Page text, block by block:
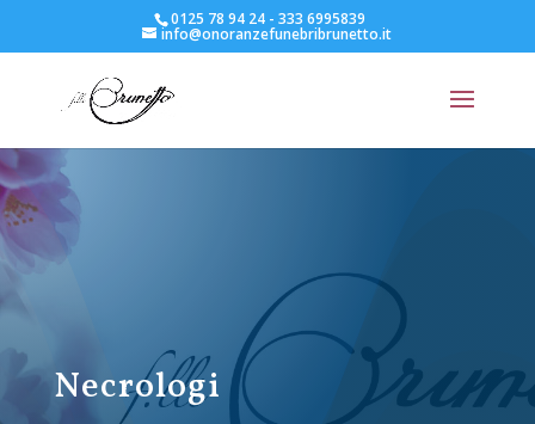
0125 78 94 24 - 333 6995839
info@onoranzefunebribrunetto.it
Necrologi